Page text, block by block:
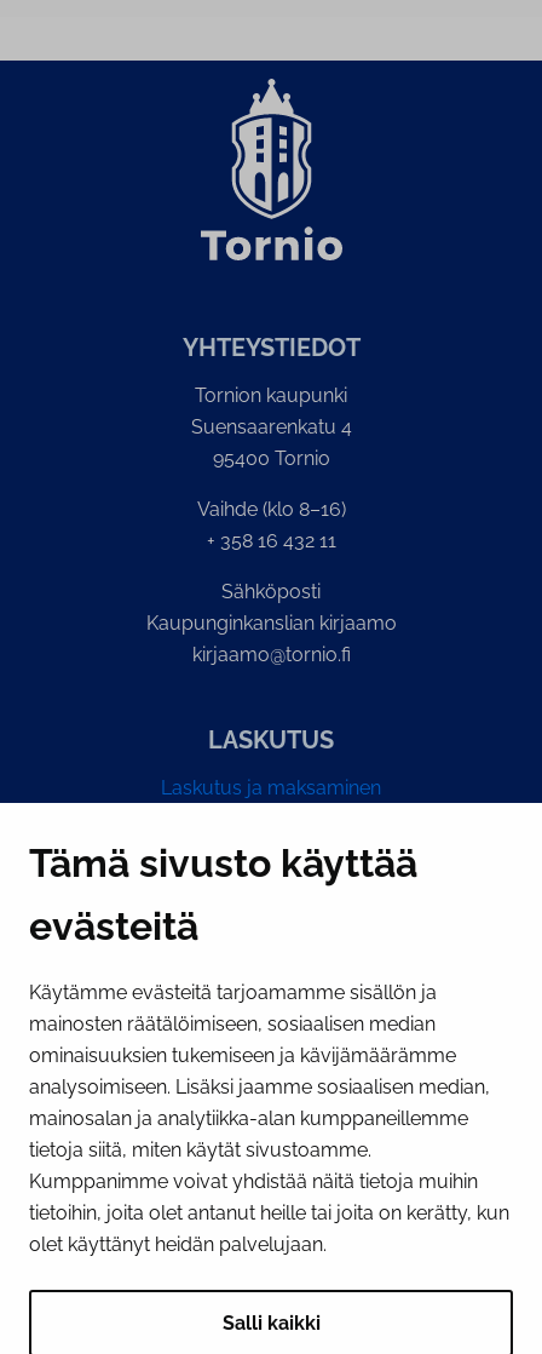
Tämä sivusto käyttää
evästeitä
Käytämme evästeitä tarjoamamme sisällön ja
mainosten räätälöimiseen, sosiaalisen median
ominaisuuksien tukemiseen ja kävijämäärämme
analysoimiseen. Lisäksi jaamme sosiaalisen median,
mainosalan ja analytiikka-alan kumppaneillemme
tietoja siitä, miten käytät sivustoamme.
Kumppanimme voivat yhdistää näitä tietoja muihin
tietoihin, joita olet antanut heille tai joita on kerätty, kun
olet käyttänyt heidän palvelujaan.
Salli kaikki
YH­TEYS­TIE­DOT
Tornion kaupunki
Suensaarenkatu 4
95400 Tornio
Vaihde (klo 8–16)
+ 358 16 432 11
Sähköposti
Kaupunginkanslian kirjaamo
kirjaamo@tornio.fi
LASKUTUS
Laskutus ja maksaminen
PI­KA­LINK­KE­JÄ
Näytä evästeasetukseni
SOSIAALINEN MEDIA
Facebook InstagramYouTube